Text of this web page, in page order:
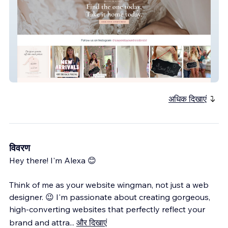
Say Yes to Your Dress Bridal
अधिक दिखाएं
विवरण
Hey there! I'm Alexa 😊
Think of me as your website wingman, not just a web
designer. 😉 I'm passionate about creating gorgeous,
high-converting websites that perfectly reflect your
brand and attra... और दिखाएं